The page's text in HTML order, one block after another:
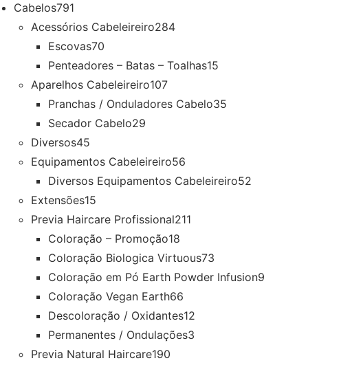
Cabelos791
Acessórios Cabeleireiro284
Escovas70
Penteadores – Batas – Toalhas15
Aparelhos Cabeleireiro107
Pranchas / Onduladores Cabelo35
Secador Cabelo29
Diversos45
Equipamentos Cabeleireiro56
Diversos Equipamentos Cabeleireiro52
Extensões15
Previa Haircare Profissional211
Coloração – Promoção18
Coloração Biologica Virtuous73
Coloração em Pó Earth Powder Infusion9
Coloração Vegan Earth66
Descoloração / Oxidantes12
Permanentes / Ondulações3
Previa Natural Haircare190